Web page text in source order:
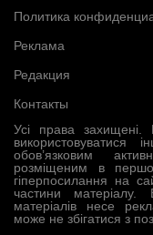
Усі права захищені.
використовуватися
обов’язковим
розміщеним в
гіперпосилання на
частини матеріалу.
матеріалів несе
може не збігатися з
Политика
Реклама
Редакция
Контакты